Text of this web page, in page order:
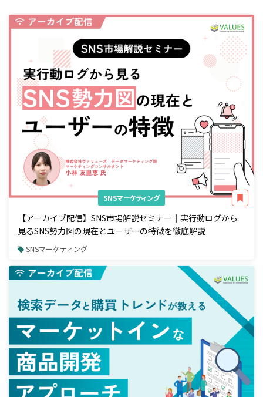
SNSマーケティング
【アーカイブ配信】SNS市場解説セミナー｜実行動ログから
見るSNS勢力図の現在とユーザーの特徴を徹底解説
SNSマーケティング